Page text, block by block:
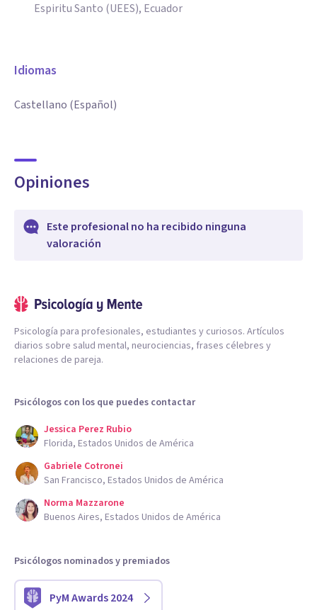
Espiritu Santo (UEES), Ecuador
Idiomas
Castellano (Español)
Opiniones
Este profesional no ha recibido ninguna
valoración
Psicología para profesionales, estudiantes y curiosos. Artículos
diarios sobre salud mental, neurociencias, frases célebres y
relaciones de pareja.
Psicólogos con los que puedes contactar
Jessica Perez Rubio
Florida, Estados Unidos de América
Gabriele Cotronei
San Francisco, Estados Unidos de América
Norma Mazzarone
Buenos Aires, Estados Unidos de América
Psicólogos nominados y premiados
PyM Awards 2024